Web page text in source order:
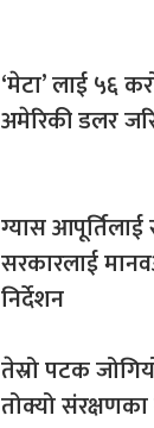
‘मेटा’ लाई ५६
अमेरिकी डलर
ग्यास
सरकारलाई
निर्देशन
तेस्रो पटक
तोक्यो संरक्षणका